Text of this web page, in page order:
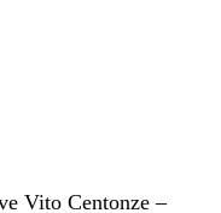
Vito Centonze –